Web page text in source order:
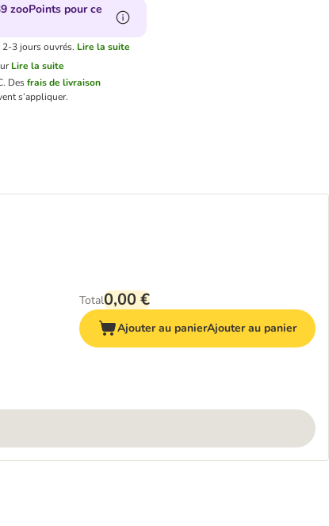
zooPoints pour ce
2-3 jours ouvrés. Lire la suite
Lire la suite
Desfrais de livraison
s’appliquer.
Total0,00 €
Ajouter au panierAjouter au panier